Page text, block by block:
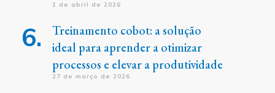
1 de abril de 2026
Treinamento cobot: a solução
ideal para aprender a otimizar
processos e elevar a produtividade
27 de março de 2026